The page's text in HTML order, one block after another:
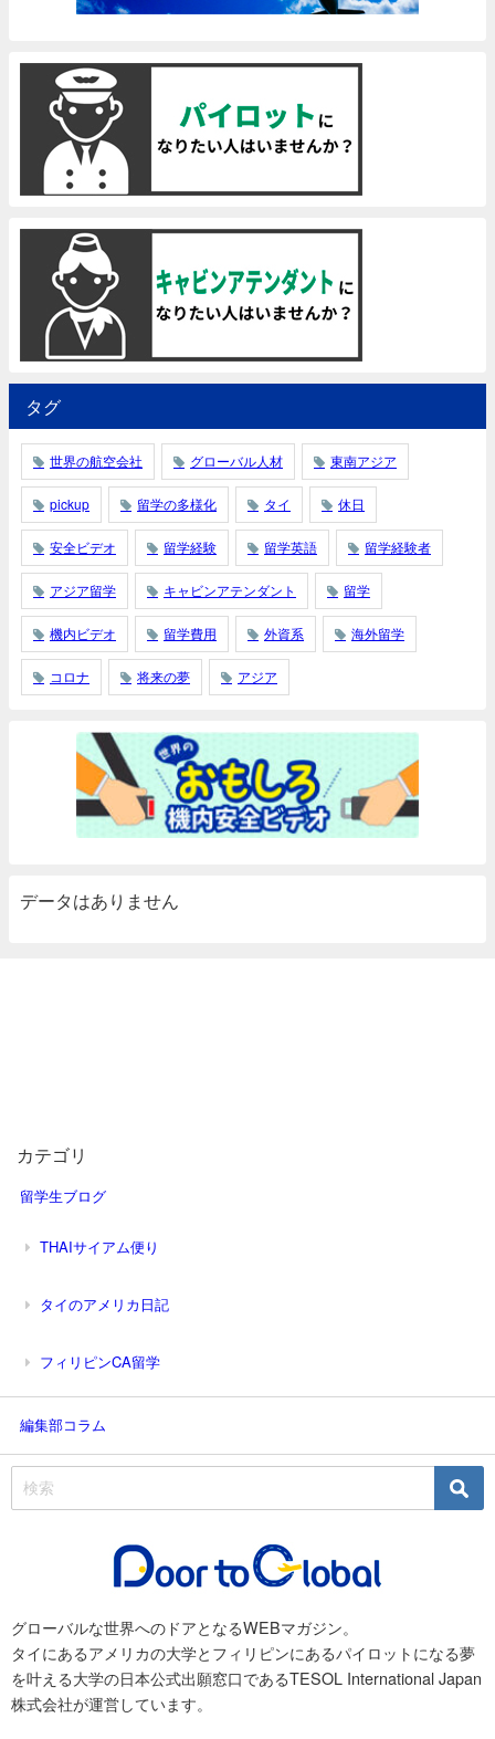
タグ
世界の航空会社 グローバル人材 東南アジア
pickup 留学の多様化 タイ 休日
安全ビデオ 留学経験 留学英語 留学経験者
アジア留学 キャビンアテンダント 留学
機内ビデオ 留学費用 外資系 海外留学
コロナ 将来の夢 アジア
データはありません
カテゴリ
留学生ブログ
THAIサイアム便り
タイのアメリカ日記
フィリピンCA留学
編集部コラム
グローバルな世界へのドアとなるWEBマガジン。
タイにあるアメリカの大学とフィリピンにあるパイロットになる夢
を叶える大学の日本公式出願窓口であるTESOL International Japan
株式会社が運営しています。